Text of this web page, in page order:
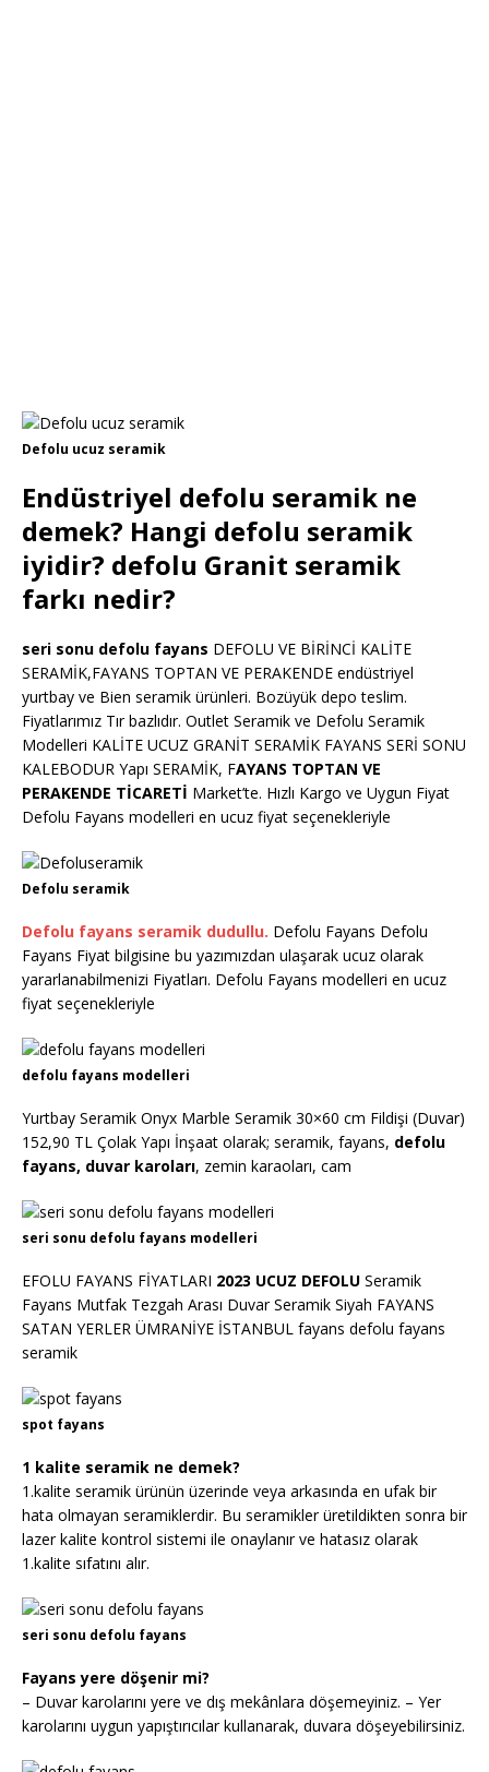
Defolu ucuz seramik
Endüstriyel defolu seramik ne
demek? Hangi defolu seramik
iyidir? defolu Granit seramik
farkı nedir?
seri sonu defolu fayans DEFOLU VE BİRİNCİ KALİTE
SERAMİK,FAYANS TOPTAN VE PERAKENDE endüstriyel
yurtbay ve Bien seramik ürünleri. Bozüyük depo teslim.
Fiyatlarımız Tır bazlıdır. Outlet Seramik ve Defolu Seramik
Modelleri KALİTE UCUZ GRANİT SERAMİK FAYANS SERİ SONU
KALEBODUR Yapı SERAMİK, FAYANS TOPTAN VE
PERAKENDE TİCARETİ Market’te. Hızlı Kargo ve Uygun Fiyat
Defolu Fayans modelleri en ucuz fiyat seçenekleriyle
Defolu seramik
Defolu fayans seramik dudullu. Defolu Fayans Defolu
Fayans Fiyat bilgisine bu yazımızdan ulaşarak ucuz olarak
yararlanabilmenizi Fiyatları. Defolu Fayans modelleri en ucuz
fiyat seçenekleriyle
defolu fayans modelleri
Yurtbay Seramik Onyx Marble Seramik 30×60 cm Fildişi (Duvar)
152,90 TL Çolak Yapı İnşaat olarak; seramik, fayans, defolu
fayans, duvar karoları, zemin karaoları, cam
seri sonu defolu fayans modelleri
EFOLU FAYANS FİYATLARI 2023 UCUZ DEFOLU Seramik
Fayans Mutfak Tezgah Arası Duvar Seramik Siyah FAYANS
SATAN YERLER ÜMRANİYE İSTANBUL fayans defolu fayans
seramik
spot fayans
1 kalite seramik ne demek?
1.kalite seramik ürünün üzerinde veya arkasında en ufak bir
hata olmayan seramiklerdir. Bu seramikler üretildikten sonra bir
lazer kalite kontrol sistemi ile onaylanır ve hatasız olarak
1.kalite sıfatını alır.
seri sonu defolu fayans
Fayans yere döşenir mi?
– Duvar karolarını yere ve dış mekânlara döşemeyiniz. – Yer
karolarını uygun yapıştırıcılar kullanarak, duvara döşeyebilirsiniz.